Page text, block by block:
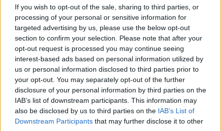
If you wish to opt-out of the sale, sharing to third parties, or
processing of your personal or sensitive information for
targeted advertising by us, please use the below opt-out
section to confirm your selection. Please note that after your
opt-out request is processed you may continue seeing
interest-based ads based on personal information utilized by
us or personal information disclosed to third parties prior to
your opt-out. You may separately opt-out of the further
disclosure of your personal information by third parties on the
IAB’s list of downstream participants. This information may
also be disclosed by us to third parties on the IAB’s List of
Downstream Participants that may further disclose it to other
08/11/2025 - 10:30
Μετεγγραφές φοιτητών: Μέχρι
πότε οι αιτήσεις στο
transfer.it.minedu.gov.gr – Ποιούς
αφορούν
06/11/2025 - 14:00